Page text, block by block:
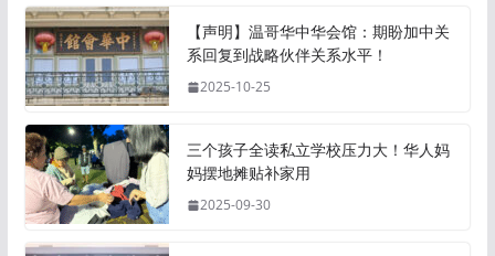
【声明】温哥华中华会馆：期盼加中关
系回复到战略伙伴关系水平！
2025-10-25
三个孩子全读私立学校压力大！华人妈
妈摆地摊贴补家用
2025-09-30